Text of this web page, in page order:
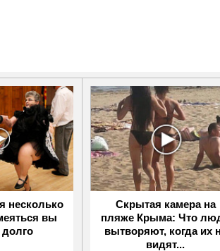
несколько
вы
долго
Скрытая камера на
пляже Крыма: Что
вытворяют, когда их
видят...